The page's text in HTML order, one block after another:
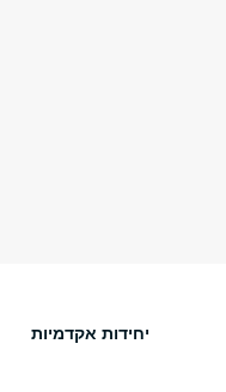
יחידות אקדמיות